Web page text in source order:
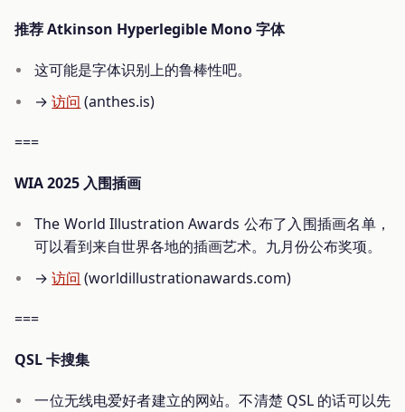
推荐 Atkinson Hyperlegible Mono 字体
这可能是字体识别上的鲁棒性吧。
→访问 (anthes.is)
===
WIA 2025 入围插画
The World Illustration Awards 公布了入围插画名单，
可以看到来自世界各地的插画艺术。九月份公布奖项。
→访问 (worldillustrationawards.com)
===
QSL 卡搜集
一位无线电爱好者建立的网站。不清楚 QSL 的话可以先